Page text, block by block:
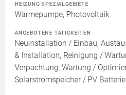
HEIZUNG SPEZIALGEBIETE
Wärmepumpe, Photovoltaik
ANGEBOTENE TÄTIGKEITEN
Neuinstallation / Einbau,
& Installation, Reinigung /
Verpachtung, Wartung /
Solarstromspeicher / PV Batterie